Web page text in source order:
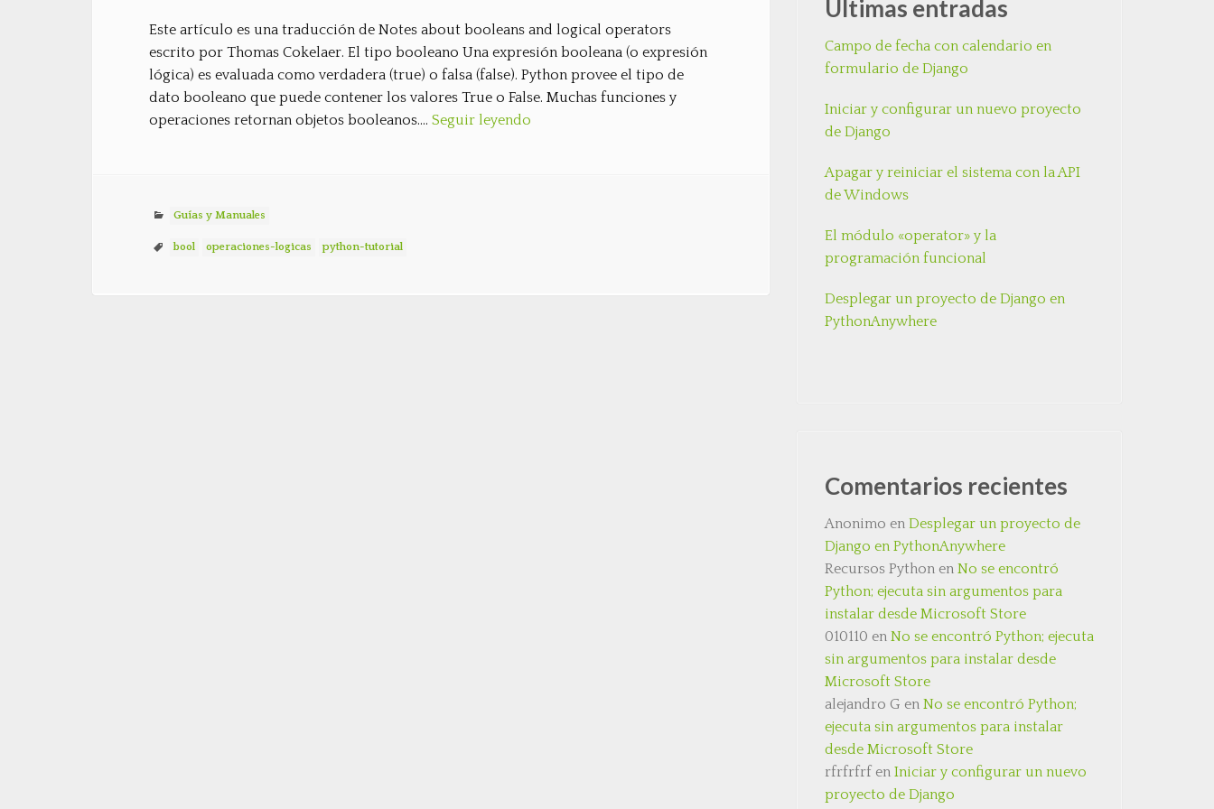
Este artículo es una traducción de Notes about booleans and logical operators
escrito por Thomas Cokelaer. El tipo booleano Una expresión booleana (o expresión
lógica) es evaluada como verdadera (true) o falsa (false). Python provee el tipo de
dato booleano que puede contener los valores True o False. Muchas funciones y
operaciones retornan objetos booleanos…. Seguir leyendo
Guías y Manuales
bool operaciones-logicas python-tutorial
Últimas entradas
Campo de fecha con calendario en
formulario de Django
Iniciar y configurar un nuevo proyecto
de Django
Apagar y reiniciar el sistema con la API
de Windows
El módulo «operator» y la
programación funcional
Desplegar un proyecto de Django en
PythonAnywhere
Comentarios recientes
Anonimo enDesplegar un proyecto de
Django en PythonAnywhere
Recursos Python enNo se encontró
Python; ejecuta sin argumentos para
instalar desde Microsoft Store
010110 enNo se encontró Python; ejecuta
sin argumentos para instalar desde
Microsoft Store
alejandro G enNo se encontró Python;
ejecuta sin argumentos para instalar
desde Microsoft Store
rfrfrfrf enIniciar y configurar un nuevo
proyecto de Django